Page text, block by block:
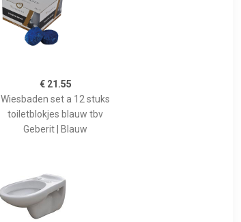
€ 21.55
Wiesbaden set a 12 stuks
toiletblokjes blauw tbv
Geberit | Blauw